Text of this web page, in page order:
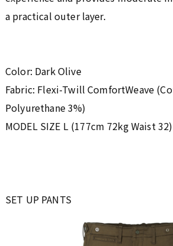
a practical outer layer.
Color: Dark Olive
Fabric: Flexi-Twill ComfortWeave
Polyurethane 3%)
MODEL SIZE L (177cm 72kg Waist 32)
SET UP PANTS